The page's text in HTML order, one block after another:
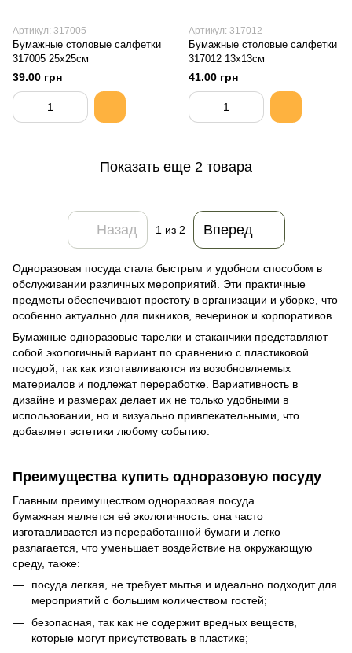
Одноразовая посуда стала быстрым и удобном способом в
обслуживании различных мероприятий. Эти практичные
предметы обеспечивают простоту в организации и уборке, что
особенно актуально для пикников, вечеринок и корпоративов.
Бумажные одноразовые тарелки и стаканчики представляют
собой экологичный вариант по сравнению с пластиковой
посудой, так как изготавливаются из возобновляемых
материалов и подлежат переработке. Вариативность в
дизайне и размерах делает их не только удобными в
использовании, но и визуально привлекательными, что
добавляет эстетики любому событию.
Преимущества купить одноразовую посуду
Главным преимуществом одноразовая посуда
бумажная является её экологичность: она часто
изготавливается из переработанной бумаги и легко
разлагается, что уменьшает воздействие на окружающую
среду, также:
посуда легкая, не требует мытья и идеально подходит для
мероприятий с большим количеством гостей;
безопасная, так как не содержит вредных веществ,
которые могут присутствовать в пластике;
Артикул: 317005
Бумажные столовые салфетки
317005 25x25см
39.00 грн
Артикул: 317012
Бумажные столовые салфетки
317012 13x13см
41.00 грн
Показать еще 2 товара
Назад 1 из 2 Вперед